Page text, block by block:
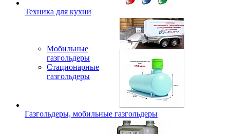
Техника для кухни
Мобильные
газгольдеры
Стационарные
газгольдеры
Газгольдеры, мобильные газгольдеры